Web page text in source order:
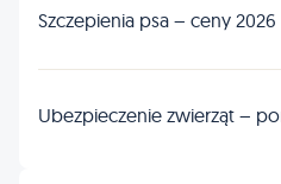
Szczepienia psa – ceny 2026
Ubezpieczenie zwierząt –